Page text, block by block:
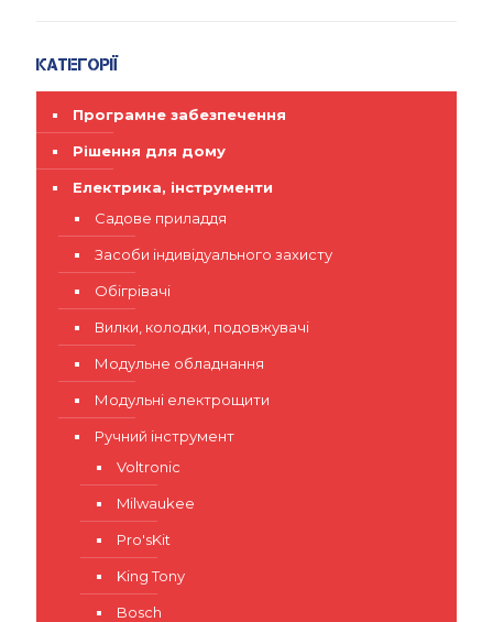
Категорії
Програмне забезпечення
Рішення для дому
Електрика, інструменти
Садове приладдя
Засоби індивідуального захисту
Обігрівачі
Вилки, колодки, подовжувачі
Модульне обладнання
Модульні електрощити
Ручний інструмент
Voltronic
Milwaukee
Pro'sKit
King Tony
Bosch